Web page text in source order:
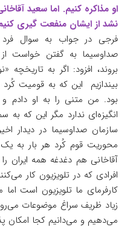
او مذاکره کنیم. اما سعید
نشد از ایشان منفعت گیری
فرجی در جواب به سوال فرد
صداوسیما به گفتن خواست
بروند، افزود: اگر به
بیندازیم این که به قومیت کُرد
بود. من متنی را به او دادم
انگیزه‌ای ندارد مگر این که
سازمان صداوسیما در دیدار
محوریت قوم کُرد هر بار به
آقاخانی هم دغدغه همه ایران
افرادی که در تلویزیون کار
کارفرمای ما تلویزیون است
زیاد ظریف سراغ موضوعات
می‌دهیم و می‌دانیم کجا امکان